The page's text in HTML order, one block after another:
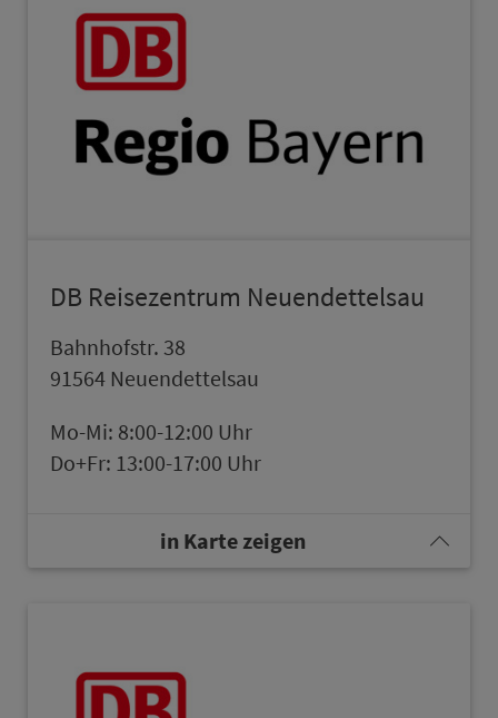
DB Reisezentrum Neuendettelsau
Bahn­hofstr. 38
91564 Neuendettelsau
Mo-Mi: 8:00-12:00 Uhr
Do+Fr: 13:00-17:00 Uhr
in Karte zeigen